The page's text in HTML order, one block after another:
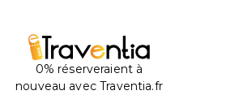
0% réserveraient à
nouveau avec Traventia.fr